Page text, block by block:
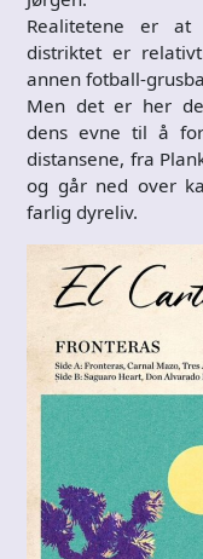
Realitetene er at
distriktet er
annen fotball-
Men det er her
dens evne til å
distansene, fra
og går ned over
farlig dyreliv.